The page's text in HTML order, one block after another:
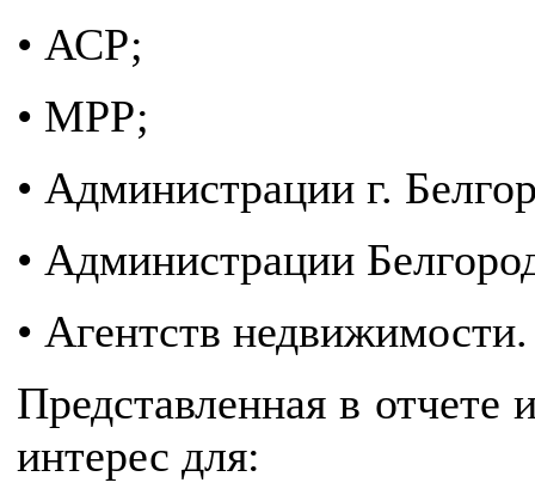
• АСР;
• МРР;
• Администрации г.
• Администрации
• Агентств недвижимости.
Представленная в отчете
интерес для: